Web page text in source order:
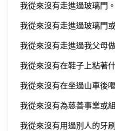
我從來沒有走進過玻璃門。
我從來沒有走進過玻璃門
我從來沒有走進過我父母
我從來沒有在鞋子上粘著
我從來沒有在坐過山車後
我從來沒有為慈善事業或
我從來沒有用過別人的牙